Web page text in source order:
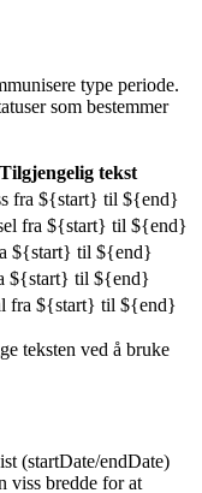
type periode.
som bestemmer
Tilgjengelig tekst
fra ${start} til ${end}
fra ${start} til ${end}
${start} til ${end}
${start} til ${end}
fra ${start} til ${end}
teksten ved å bruke
(startDate/endDate)
viss bredde for at